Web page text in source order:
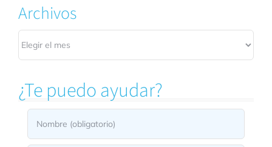
Archivos
Archivos
¿Te puedo ayudar?